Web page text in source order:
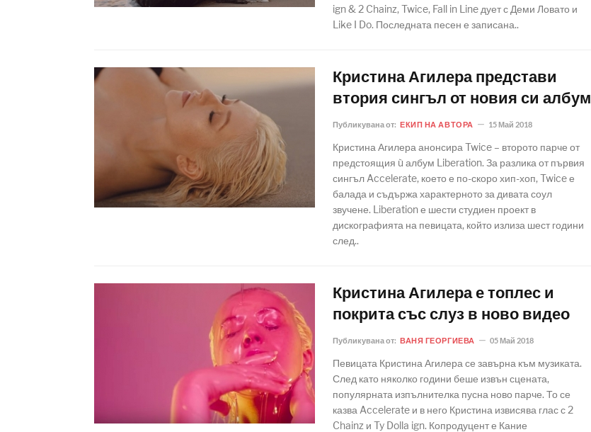
ign & 2 Chainz, Twice, Fall in Line дует с Деми Ловато и
Like I Do. Последната песен е записана..
Кристина Агилера представи
втория сингъл от новия си албум
Публикувана от: ЕКИП НА АВТОРА 15 Май 2018
Кристина Агилера анонсира Twice – второто парче от
предстоящия ù албум Liberation. За разлика от първия
сингъл Accelerate, което е по-скоро хип-хоп, Twice е
балада и съдържа характерното за дивата соул
звучене. Liberation е шести студиен проект в
дискографията на певицата, който излиза шест години
след..
Кристина Агилера е топлес и
покрита със слуз в ново видео
Публикувана от: ВАНЯ ГЕОРГИЕВА 05 Май 2018
Певицата Кристина Агилера се завърна към музиката.
След като няколко години беше извън сцената,
популярната изпълнителка пусна ново парче. То се
казва Accelerate и в него Кристина извисява глас с 2
Chainz и Ty Dolla ign. Копродуцент е Кание